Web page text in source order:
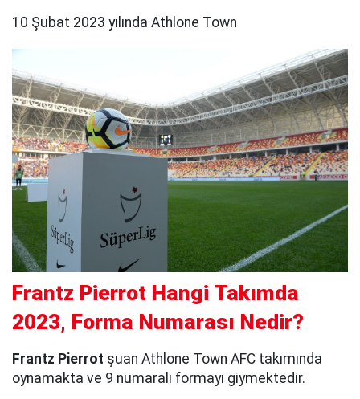
10 Şubat 2023 yılında Athlone Town
Frantz Pierrot Hangi Takımda
2023, Forma Numarası Nedir?
Frantz Pierrot şuan Athlone Town AFC takımında
oynamakta ve 9 numaralı formayı giymektedir.